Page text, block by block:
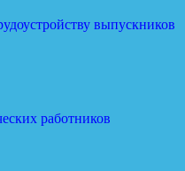
выпускников
работников